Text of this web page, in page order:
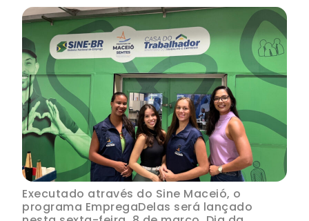
Executado através do Sine Maceió, o
programa EmpregaDelas será lançado